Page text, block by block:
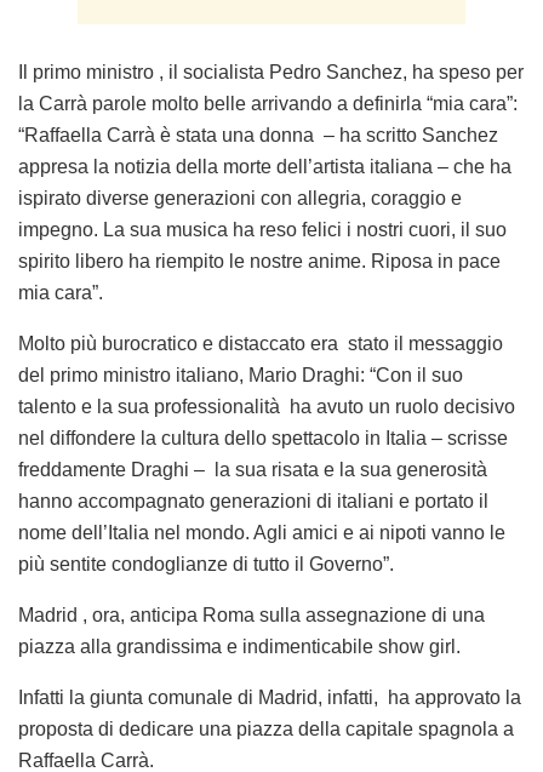
Il primo ministro , il socialista Pedro Sanchez, ha speso per
la Carrà parole molto belle arrivando a definirla “mia cara”:
“Raffaella Carrà è stata una donna – ha scritto Sanchez
appresa la notizia della morte dell’artista italiana – che ha
ispirato diverse generazioni con allegria, coraggio e
impegno. La sua musica ha reso felici i nostri cuori, il suo
spirito libero ha riempito le nostre anime. Riposa in pace
mia cara”.
Molto più burocratico e distaccato era stato il messaggio
del primo ministro italiano, Mario Draghi: “Con il suo
talento e la sua professionalità ha avuto un ruolo decisivo
nel diffondere la cultura dello spettacolo in Italia – scrisse
freddamente Draghi – la sua risata e la sua generosità
hanno accompagnato generazioni di italiani e portato il
nome dell’Italia nel mondo. Agli amici e ai nipoti vanno le
più sentite condoglianze di tutto il Governo”.
Madrid , ora, anticipa Roma sulla assegnazione di una
piazza alla grandissima e indimenticabile show girl.
Infatti la giunta comunale di Madrid, infatti, ha approvato la
proposta di dedicare una piazza della capitale spagnola a
Raffaella Carrà.